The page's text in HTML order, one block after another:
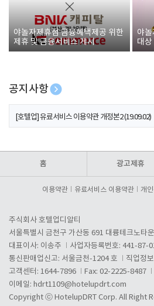
야놀자제휴점 금융혜택제공 위한
제휴 및 금융서비스 게시
야
대
폰
공지사항
[호텔업] 개인정보 처리방침 개정본1 (19.09.02)
[호텔업] 유료서비스 이용약관 개정본2 (19.09.02)
홈 광고제휴
이용약관 유료서비스 이용약관 개
주식회사 호텔업디알티
서울특별시 금천구 가산동 691 대륭테크노타
대표이사: 이송주
사업자등록번호: 441-87-
통신판매업신고: 서울금천-1204 호
직업정
고객센터: 1644-7896
Fax: 02-2225-8487
이메일: hdrt1109@hotelupdrt.com
Copyright ⓒ HotelupDRT Corp. All Right